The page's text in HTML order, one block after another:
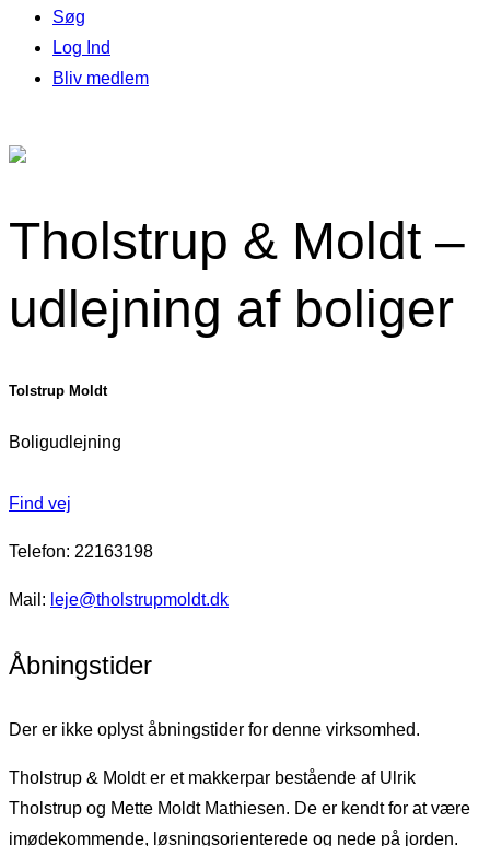
Søg
Log Ind
Bliv medlem
Tholstrup & Moldt –
udlejning af boliger
Tolstrup Moldt
Boligudlejning
Find vej
Telefon: 22163198
Mail: leje@tholstrupmoldt.dk
Åbningstider
Der er ikke oplyst åbningstider for denne virksomhed.
Tholstrup & Moldt er et makkerpar bestående af Ulrik
Tholstrup og Mette Moldt Mathiesen. De er kendt for at være
imødekommende, løsningsorienterede og nede på jorden.